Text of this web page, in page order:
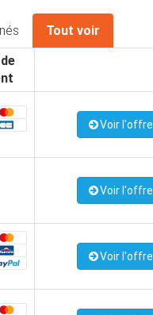
Tout voir
Voir l'offre
Voir l'offre
Voir l'offre